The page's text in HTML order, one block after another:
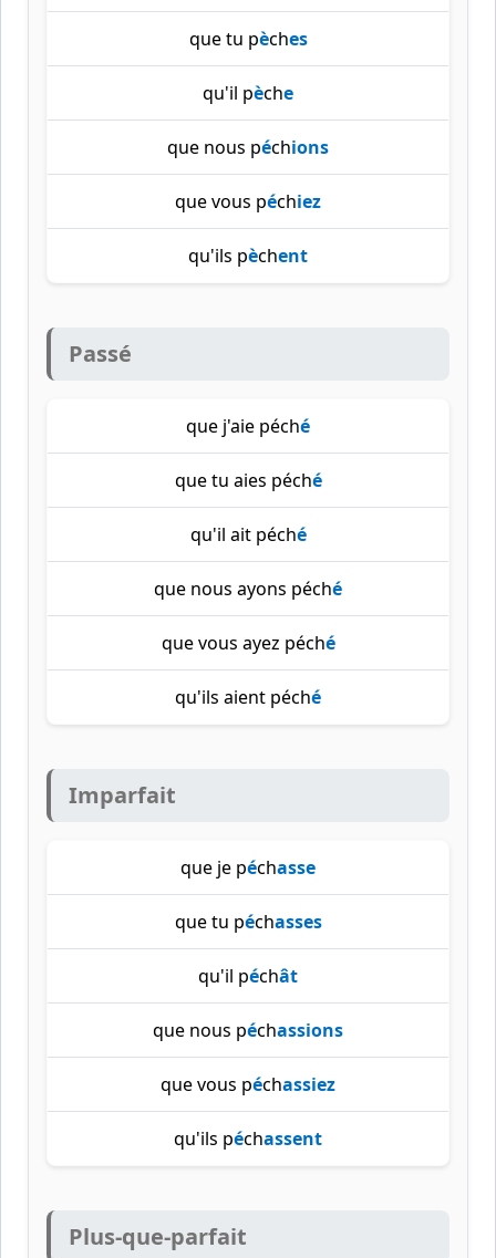
que tu pèches
qu'il pèche
que nous péchions
que vous péchiez
qu'ils pèchent
Passé
que j'aie péché
que tu aies péché
qu'il ait péché
que nous ayons péché
que vous ayez péché
qu'ils aient péché
Imparfait
que je péchasse
que tu péchasses
qu'il péchât
que nous péchassions
que vous péchassiez
qu'ils péchassent
Plus-que-parfait